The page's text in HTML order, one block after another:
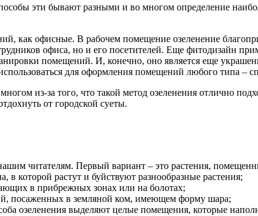
эти бывают разными и во многом определение
как офисные. В рабочем помещение озеленение
офиса, но и его посетителей. Еще фитодизайн
помещений. И, конечно, оно является еще
для оформления помещений любого типа –
из-за того, что такой метод озеленения отлично
от городской суеты.
читателям. Первый вариант – это растения,
в которой растут и буйствуют разнообразные растения;
в прибрежных зонах или на болотах;
посаженных в земляной ком, имеющем форму шара;
озеленения выделяют целые помещения, которые